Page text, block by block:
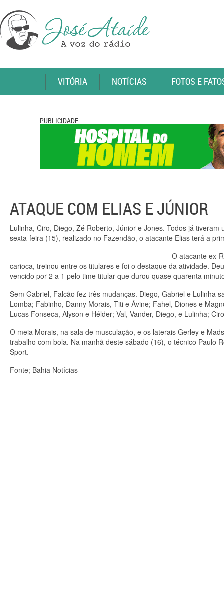
VITÓRIA NOTÍCIAS FOTOS E
PUBLICIDADE
ATAQUE COM ELIAS E JÚNIOR
Lulinha, Ciro, Diego, Zé Roberto, Júnior e Jones. Todos já
sexta-feira (15), realizado no Fazendão, o atacante Elias terá a
O atacante ex-
carioca, treinou entre os titulares e foi o destaque da atividade.
vencido por 2 a 1 pelo time titular que durou quase quarenta
Sem Gabriel, Falcão fez três mudanças. Diego, Gabriel e Lulinha
Lomba; Fabinho, Danny Morais, Titi e Ávine; Fahel, Diones e
Lucas Fonseca, Alyson e Hélder; Val, Vander, Diego, e Lulinha;
O meia Morais, na sala de musculação, e os laterais Gerley e
trabalho com bola. Na manhã deste sábado (16), o técnico Paulo
Sport.
Fonte; Bahia Notícias